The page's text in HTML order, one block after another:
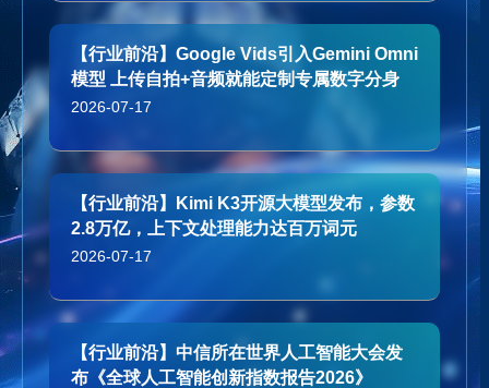
【行业前沿】Google Vids引入Gemini Omni
模型 上传自拍+音频就能定制专属数字分身
2026-07-17
【行业前沿】Kimi K3开源大模型发布，参数
2.8万亿，上下文处理能力达百万词元
2026-07-17
【行业前沿】中信所在世界人工智能大会发
布《全球人工智能创新指数报告2026》